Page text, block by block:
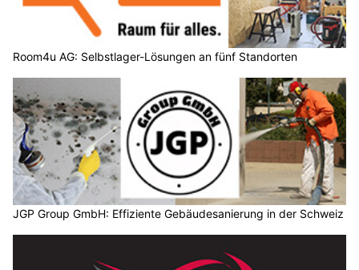
Room4u AG: Selbstlager-Lösungen an fünf Standorten
JGP Group GmbH: Effiziente Gebäudesanierung in der Schweiz